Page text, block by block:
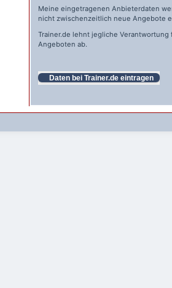
Meine eingetragenen Anbieterdaten
nicht zwischenzeitlich neue Angebote
Trainer.de lehnt jegliche
Angeboten ab.
Daten bei Trainer.de eintragen